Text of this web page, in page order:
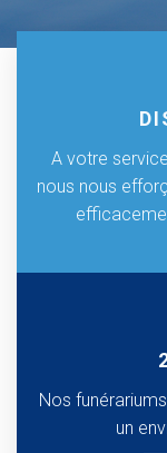
A votre
nous nous
Nos
un